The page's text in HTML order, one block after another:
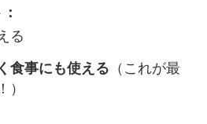
る
食事にも使える （これが最
）